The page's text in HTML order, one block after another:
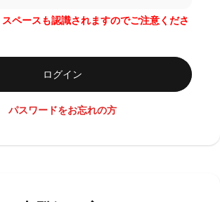
ペースも認識されますのでご注意くださ
ログイン
パスワードをお忘れの方